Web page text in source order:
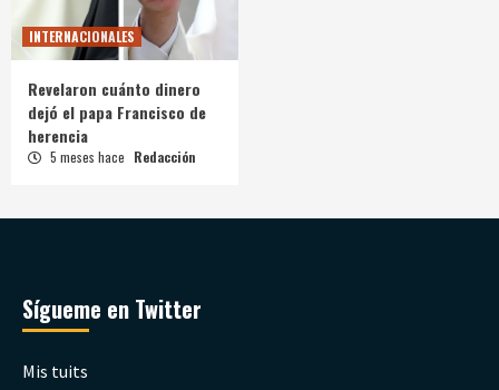
INTERNACIONALES
Revelaron cuánto dinero
dejó el papa Francisco de
herencia
5 meses hace Redacción
Sígueme en Twitter
Mis tuits